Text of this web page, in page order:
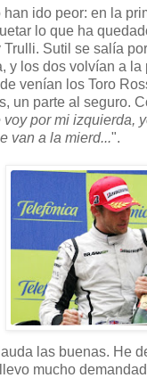
ido peor: en la
lo que ha
Sutil se salía
y los dos volvían a la
venían los Toro
un parte al seguro.
voy por mi izquierda,
van a la mierd...".
las buenas. He
mucho